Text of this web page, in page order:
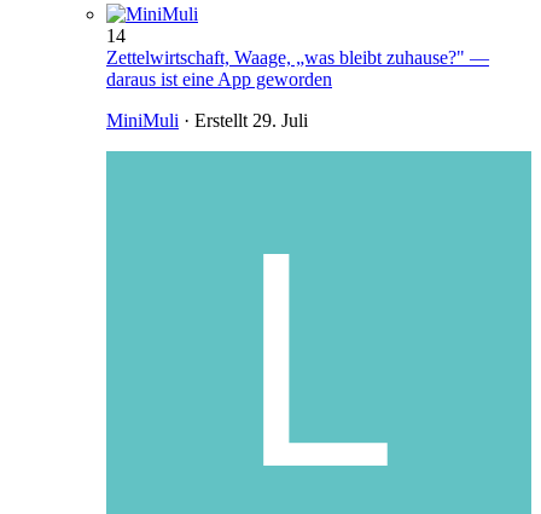
14
Zettelwirtschaft, Waage, „was bleibt zuhause?" —
daraus ist eine App geworden
MiniMuli · Erstellt 29. Juli